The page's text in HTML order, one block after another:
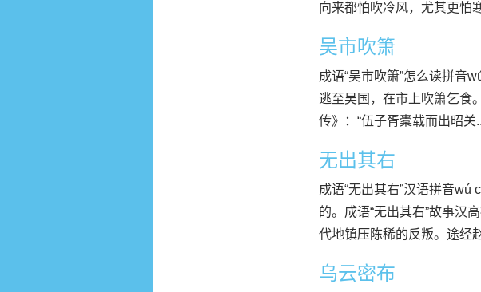
向来都怕吹冷风，尤其更怕
吴市吹箫
成语“吴市吹箫”怎么读拼音
逃至吴国，在市上吹箫乞食
传》：“伍子胥橐载而出昭关
无出其右
成语“无出其右”汉语拼音wú
的。成语“无出其右”故事汉
代地镇压陈稀的反叛。途经
乌云密布